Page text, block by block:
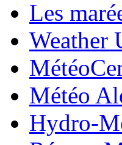
Les
Weather
Météo
Hydro-